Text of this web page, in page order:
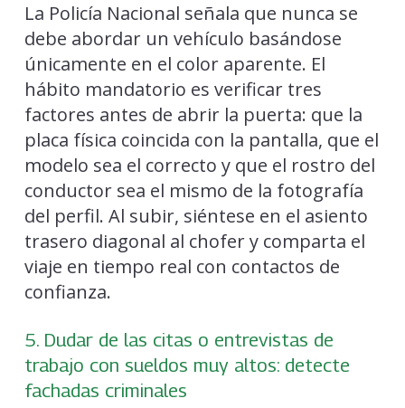
La Policía Nacional señala que nunca se
debe abordar un vehículo basándose
únicamente en el color aparente. El
hábito mandatorio es verificar tres
factores antes de abrir la puerta: que la
placa física coincida con la pantalla, que el
modelo sea el correcto y que el rostro del
conductor sea el mismo de la fotografía
del perfil. Al subir, siéntese en el asiento
trasero diagonal al chofer y comparta el
viaje en tiempo real con contactos de
confianza.
5. Dudar de las citas o entrevistas de
trabajo con sueldos muy altos: detecte
fachadas criminales